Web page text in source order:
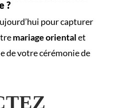
?
pour capturer
mariage orientalet
de votre cérémonie de